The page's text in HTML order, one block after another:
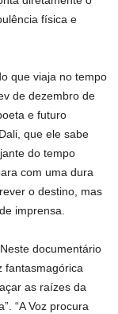
física e
que viaja no tempo
de dezembro de
e futuro
que ele sabe
do tempo
com uma dura
o destino, mas
imprensa.
documentário
fantasmagórica
as raízes da
“A Voz procura